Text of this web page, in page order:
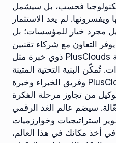
فحسب، بل سيشمل
ويفسرونها. لم يعد الاستثمار
مجرد خيار للمؤسسات؛ بل
التعاون مع شركاء تقنيين
ذوي خبرة مثل PlusClouds ميزة كبيرة لضمان سلامة
تُمكّن البنية التحتية المتينة
وفريق الخبراء وخبرة PlusClouds في هذا المجال
من تجاوز مرحلة الفكرة
سيضم عالم الغد الرقمي
استراتيجيات وخوارزميات
أخذ مكانك في هذا العالم،